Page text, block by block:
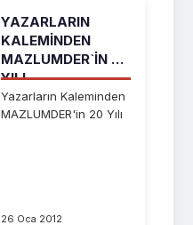
YAZARLARIN
KALEMİNDEN
MAZLUMDER`İN 20
YILI
Yazarların Kaleminden
MAZLUMDER'in 20 Yılı
26 Oca 2012